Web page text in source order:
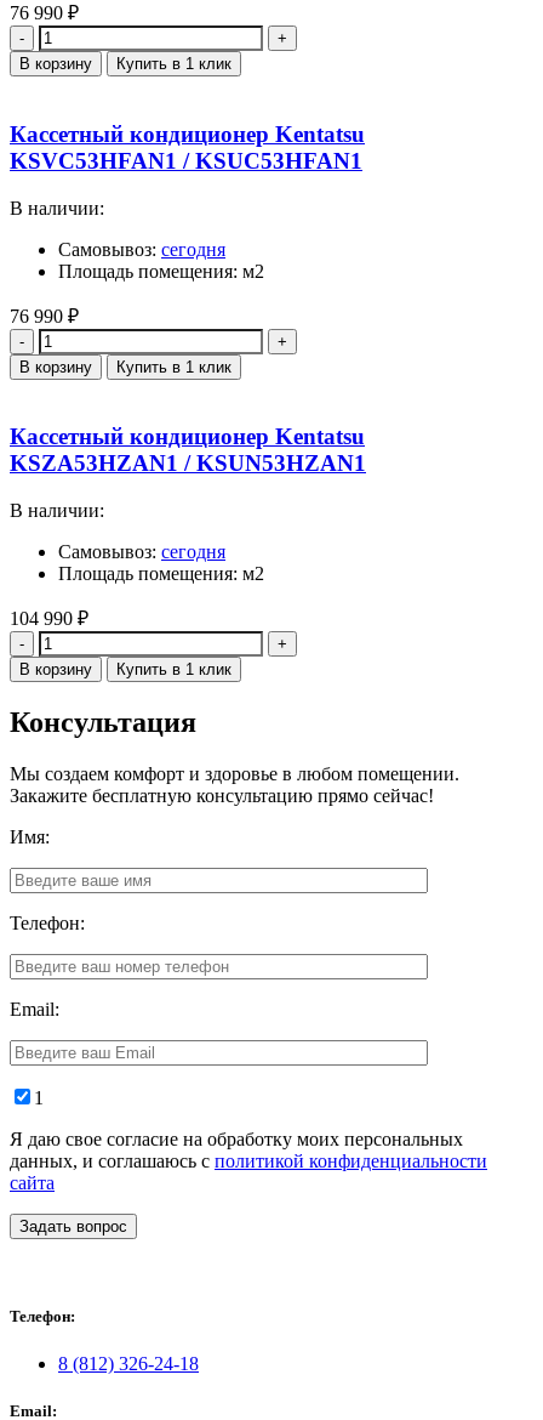
76 990 ₽
Количество
В корзину Купить в 1 клик
Кассетный кондиционер Kentatsu
KSVC53HFAN1 / KSUC53HFAN1
В наличии:
Самовывоз: сегодня
Площадь помещения: м2
76 990 ₽
Количество
В корзину Купить в 1 клик
Кассетный кондиционер Kentatsu
KSZA53HZAN1 / KSUN53HZAN1
В наличии:
Самовывоз: сегодня
Площадь помещения: м2
104 990 ₽
Количество
В корзину Купить в 1 клик
Консультация
Мы создаем комфорт и здоровье в любом помещении.
Закажите бесплатную консультацию прямо сейчас!
Имя:
Телефон:
Email:
1
Я даю свое согласие на обработку моих персональных
данных, и соглашаюсь с политикой конфиденциальности
сайта
Задать вопрос
Телефон:
8 (812) 326-24-18
Email: